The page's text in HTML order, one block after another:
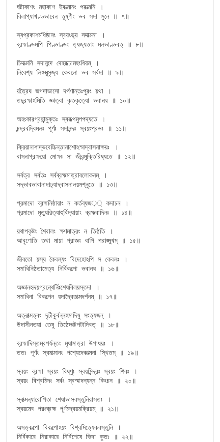
ঘটাকাশং মহাকাশ ইবাত্মানং পরাত্মনি ।
বিলাপ্যাখণ্ডভাবেন তূষ্ণীং ভব সদা মুনে ॥ ৭॥
স্বপ্রকাশমধিষ্ঠানং স্বয়ংভূয় সদাত্মনা ।
ব্রহ্মাণ্ডমপি পিণ্ডাণ্ডং ত্যজ্যতাং মলভাণ্ডবত্ ॥ ৮॥
চিদাত্মনি সদানন্দে দেহরূঢামহংধিয়ম্ ।
নিবেশ্য লিঙ্গমুত্সৃজ্য কেবলো ভব সর্বদা ॥ ৯॥
য়ত্রৈষ জগদাভাসো দর্পণান্তঃপুরং য়থা ।
তদ্ব্রহ্মাহমিতি জ্ঞাত্বা কৃতকৃত্যো ভবানঘ ॥ ১০॥
অহংকারগ্রহান্মুক্তঃ স্বরূপমুপপদ্যতে ।
চন্দ্রবদ্বিমলঃ পূর্ণঃ সদানন্দঃ স্বয়ংপ্রভঃ ॥ ১১॥
ক্রিয়ানাশাদ্ভবেচ্চিন্তানাশোঽস্মাদ্বাসনাক্ষয়ঃ ।
বাসনাপ্রক্ষয়ো মোক্ষঃ সা জীবন্মুক্তিরিষ্যতে ॥ ১২॥
সর্বত্র সর্বতঃ সর্বব্রহ্মমাত্রাবলোকনম্ ।
সদ্ভাবভাবানাদাঢ্যাদ্বাসনালয়মশ্নুতে ॥ ১৩॥
প্রমাদো ব্রহ্মনিষ্ঠায়াং ন কর্তব্যজ़্ কদাচন ।
প্রমাদো মৃত্যুরিত্যাহুর্বিদ্যায়াং ব্রহ্মবাদিনঃ ॥ ১৪॥
য়থাপকৃষ্টং শৈবালং ক্ষণমাত্রং ন তিষ্ঠতি ।
আবৃণোতি তথা মায়া প্রাজ্ঞং বাপি পরাঙ্মুখম্ ॥ ১৫॥
জীবতো য়স্য কৈবল্যং বিদেহোঽপি স কেবলঃ ।
সমাধিনিষ্ঠতামেত্য নির্বিকল্পো ভবানঘ ॥ ১৬॥
অজ্ঞানহৃদয়গ্রন্থের্নিঃশেষবিলয়স্তদা ।
সমাধিনা বিকল্পেন য়দাদ্বৈতাত্মদর্শনম্ ॥ ১৭॥
অত্রাত্মত্বং দৃঢীকুর্বন্নহমাদিষু সংত্যজন্ ।
উদাসীনতয়া তেষু তিষ্ঠেদ্ঘটপটাদিবত্ ॥ ১৮॥
ব্রহ্মাদিস্তম্বপর্যন্তং মৃষামাত্রা উপাধয়ঃ ।
ততঃ পূর্ণং স্বমাত্মানং পশ্যেদেকাত্মনা স্থিতম্ ॥ ১৯॥
স্বয়ং ব্রহ্মা স্বয়ং বিষ্ণুঃ স্বয়মিন্দ্রঃ স্বয়ং শিবঃ ।
স্বয়ং বিশ্বমিদং সর্বং স্বস্মাদন্যন্ন কিংচন ॥ ২০॥
স্বাত্মন্যারোপিতা শেষাভাসবস্তুনিরাসতঃ ।
স্বয়মেব পরংব্রহ্ম পূর্ণমদ্বয়মক্রিয়ম্ ॥ ২১॥
অসত্কল্পো বিকল্পোঽয়ং বিশ্বমিত্যেকবস্তুনি ।
নির্বিকারে নিরাকারে নির্বিশেষে ভিদা কুতঃ ॥ ২২॥